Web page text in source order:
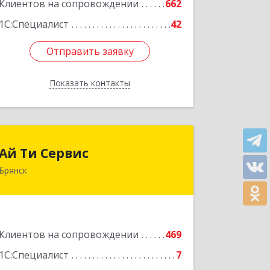
Клиентов на сопровождении
662
1С:Специалист
42
Отправить заявку
Показать контакты
Отправить заявку
Назад
Ти Сервис
Брянск
Клиентов на сопровождении
469
1С:Специалист
7
Подробнее